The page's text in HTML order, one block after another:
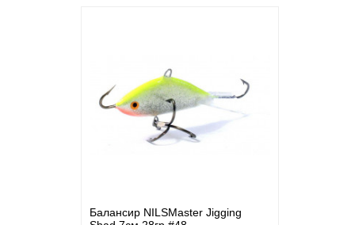
Балансир NILSMaster Jigging